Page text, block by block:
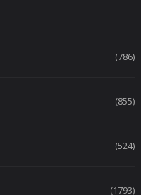
(786)
(855)
(524)
(1793)